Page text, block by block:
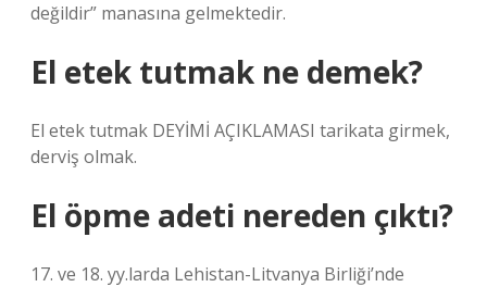
değildir” manasına gelmektedir.
El etek tutmak ne demek?
El etek tutmak DEYİMİ AÇIKLAMASI tarikata girmek,
derviş olmak.
El öpme adeti nereden çıktı?
17. ve 18. yy.larda Lehistan-Litvanya Birliği’nde